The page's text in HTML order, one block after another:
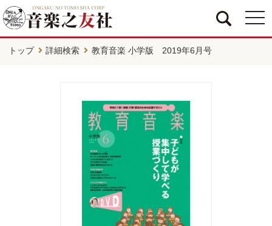
トップ 詳細検索 教育音楽 小学版 2019年6月号